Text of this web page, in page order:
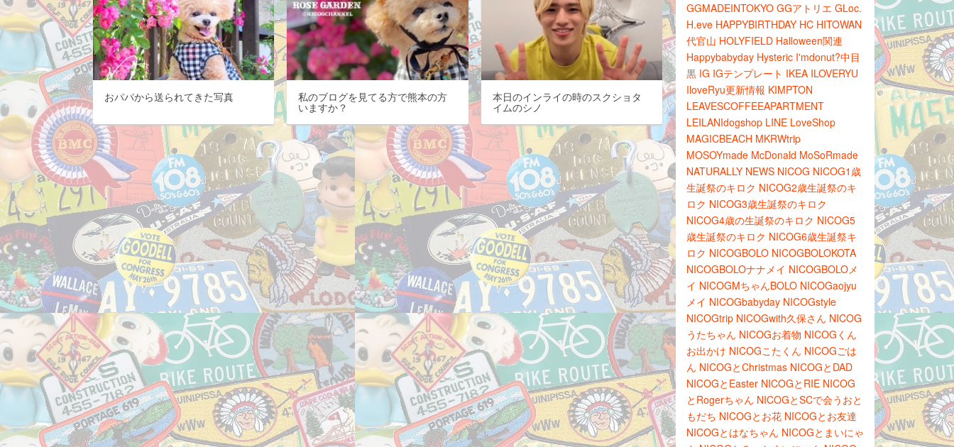
おパパから送られてきた写真 私のブログを見てる方で熊本の方
いますか？
本日のインライの時のスクショタ
イムのシノ
GGMADEINTOKYO GGアトリエ GLoc.
H.eve HAPPYBIRTHDAY HC HITOWAN
代官山 HOLYFIELD Halloween関連
Happybabyday Hysteric I'mdonut?中目
黒 IG IGテンプレート IKEA ILOVERYU
IloveRyu更新情報 KIMPTON
LEAVESCOFFEEAPARTMENT
LEILANIdogshop LINE LoveShop
MAGICBEACH MKRWtrip
MOSOYmade McDonald MoSoRmade
NATURALLY NEWS NICOG NICOG1歳
生誕祭のキロク NICOG2歳生誕祭のキ
ロク NICOG3歳生誕祭のキロク
NICOG4歳の生誕祭のキロク NICOG5
歳生誕祭のキロク NICOG6歳生誕祭キ
ロク NICOGBOLO NICOGBOLOKOTA
NICOGBOLOナナメイ NICOGBOLOメ
イ NICOGMちゃんBOLO NICOGaojyu
メイ NICOGbabyday NICOGstyle
NICOGtrip NICOGwith久保さん NICOG
うたちゃん NICOGお着物 NICOGくん
お出かけ NICOGこたくん NICOGごは
ん NICOGとChristmas NICOGとDAD
NICOGとEaster NICOGとRIE NICOG
とRogerちゃん NICOGとSCで会うおと
もだち NICOGとお花 NICOGとお友達
NICOGとはなちゃん NICOGとまいにゃ